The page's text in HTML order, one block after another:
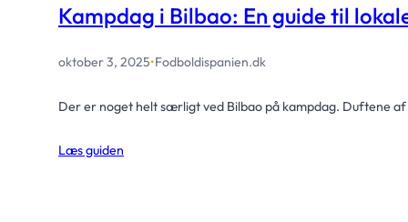
Kampdag i Bilbao: En guide til
oktober 3, 2025•Fodboldispanien.dk
Der er noget helt særligt ved Bilbao på kampdag. Duftene
Læs guiden